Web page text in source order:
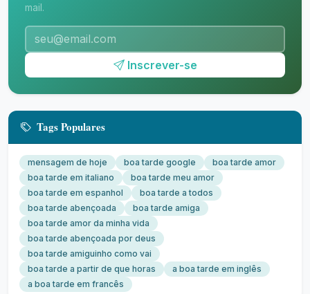
mail.
Inscrever-se
Tags Populares
mensagem de hoje boa tarde google
boa tarde amor
boa tarde em italiano
boa tarde meu amor
boa tarde em espanhol
boa tarde a todos
boa tarde abençoada
boa tarde amiga
boa tarde amor da minha vida
boa tarde abençoada por deus
boa tarde amiguinho como vai
boa tarde a partir de que horas
a boa tarde em inglês
a boa tarde em francês